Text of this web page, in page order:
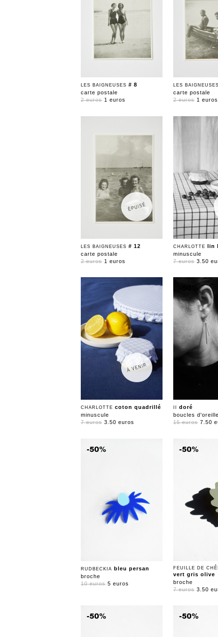
LES BAIGNEUSES # 8
carte postale
2 euros 1 euros
LES
carte postale
2 euros 1 euros
LES BAIGNEUSES # 12
carte postale
2 euros 1 euros
CHARLOTTE lin
minuscule
7 euros 3.50
CHARLOTTE coton quadrillé
minuscule
7 euros 3.50 euros
doré
boucles
15 euros 7.50
RUDBECKIA bleu persan
broche
10 euros 5 euros
FEUILLE DE
vert gris olive
broche
7 euros 3.50